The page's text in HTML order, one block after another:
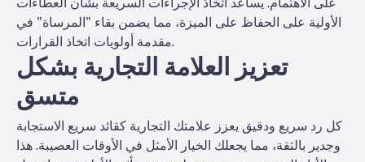
الأولية على الحفاظ على الميزة، مما يضمن بقاء "المرساة" في
مقدمة أولويات اتخاذ القرارات.
تعزيز العلامة التجارية بشكل
متسق
كل رد سريع ودقيق يعزز علامتك التجارية كقائد سريع الاستجابة
وجدير بالثقة، مما يجعلك الخيار الأمثل في الأوقات العصيبة. هذا